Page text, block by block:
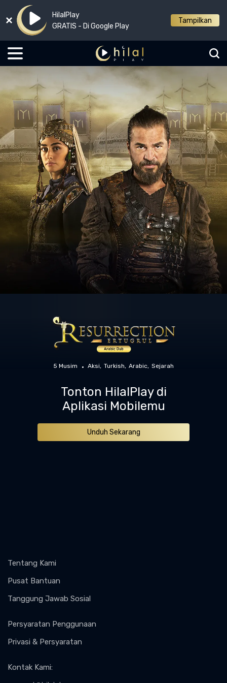
HilalPlay
GRATIS - Di Google Play
Tampilkan
5 Musim Aksi Turkish Arabic Sejarah
Tonton HilalPlay di
Aplikasi Mobilemu
Unduh Sekarang
Tentang Kami
Pusat Bantuan
Tanggung Jawab Sosial
Persyaratan Penggunaan
Privasi & Persyaratan
Kontak Kami: